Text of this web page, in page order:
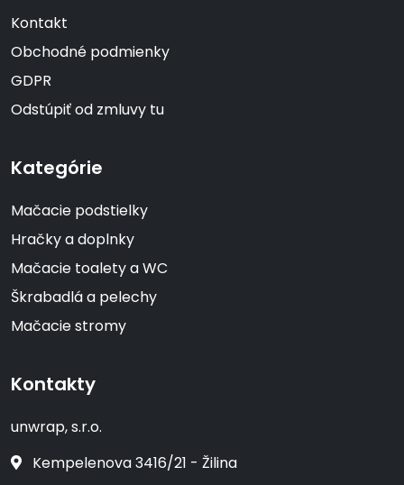
Kontakt
Obchodné podmienky
GDPR
Odstúpiť od zmluvy tu
Kategórie
Mačacie podstielky
Hračky a doplnky
Mačacie toalety a WC
Škrabadlá a pelechy
Mačacie stromy
Kontakty
unwrap, s.r.o.
Kempelenova 3416/21 - Žilina